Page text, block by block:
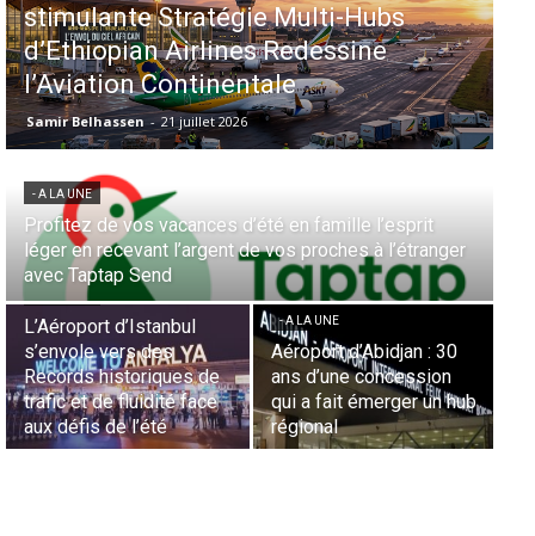
injectent 870 millions de dollars
dans 339 projets, Los Angeles et
Miami en tête
Samir Belhassen - 6 août 2026
- A LA UNE
Aérien & Stratégie : Comment Royal Air Maroc fait de
la diaspora européenne le moteur de son hub de
Casablanca
- A LA UNE
Sécurité des frontières
aériennes en Afrique :
L’appel urgent à
l’harmonisation globale
- A LA UNE
Nominations : Sadri
Essid à la tête de la
France en Tunisie et
Lionel Rault aux
commandes de la
ANSCO
: 30
un hub